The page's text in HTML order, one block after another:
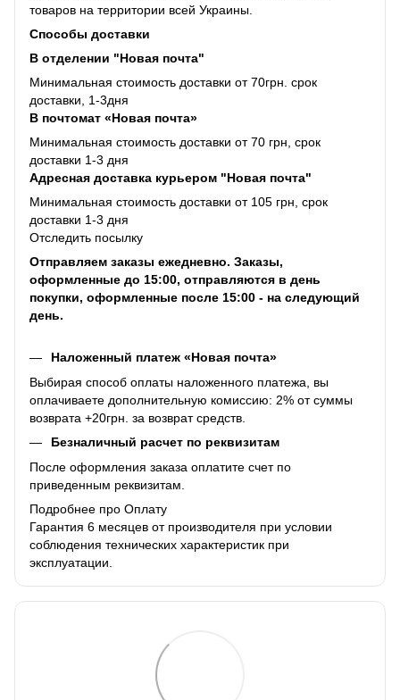
товаров на территории всей Украины.
Способы доставки
В отделении "Новая почта"
Минимальная стоимость доставки от 70грн. срок
доставки, 1-3дня
В почтомат «Новая почта»
Минимальная стоимость доставки от 70 грн, срок
доставки 1-3 дня
Адресная доставка курьером "Новая почта"
Минимальная стоимость доставки от 105 грн, срок
доставки 1-3 дня
Отследить посылку
Отправляем заказы ежедневно. Заказы,
оформленные до 15:00, отправляются в день
покупки, оформленные после 15:00 - на следующий
день.
Наложенный платеж «Новая почта»
Выбирая способ оплаты наложенного платежа, вы
оплачиваете дополнительную комиссию: 2% от суммы
возврата +20грн. за возврат средств.
Безналичный расчет по реквизитам
После оформления заказа оплатите счет по
приведенным реквизитам.
Подробнее про Оплату
Гарантия 6 месяцев от производителя при условии
соблюдения технических характеристик при
эксплуатации.